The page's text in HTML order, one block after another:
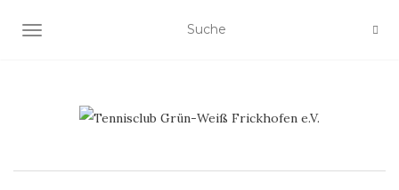
NAVIGATION EIN-/AUSSCHALTEN